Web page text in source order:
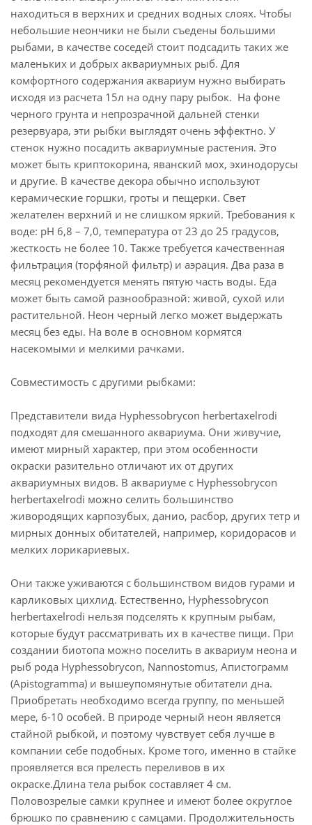
находиться в верхних и средних водных слоях. Чтобы
небольшие неончики не были съедены большими
рыбами, в качестве соседей стоит подсадить таких же
маленьких и добрых аквариумных рыб. Для
комфортного содержания аквариум нужно выбирать
исходя из расчета 15л на одну пару рыбок. На фоне
черного грунта и непрозрачной дальней стенки
резервуара, эти рыбки выглядят очень эффектно. У
стенок нужно посадить аквариумные растения. Это
может быть криптокорина, яванский мох, эхинодорусы
и другие. В качестве декора обычно используют
керамические горшки, гроты и пещерки. Свет
желателен верхний и не слишком яркий. Требования к
воде: pH 6,8 – 7,0, температура от 23 до 25 градусов,
жесткость не более 10. Также требуется качественная
фильтрация (торфяной фильтр) и аэрация. Два раза в
месяц рекомендуется менять пятую часть воды. Еда
может быть самой разнообразной: живой, сухой или
растительной. Неон черный легко может выдержать
месяц без еды. На воле в основном кормятся
насекомыми и мелкими рачками.
Совместимость с другими рыбками:
Представители вида Hyphessobrycon herbertaxelrodi
подходят для смешанного аквариума. Они живучие,
имеют мирный характер, при этом особенности
окраски разительно отличают их от других
аквариумных видов. В аквариуме с Hyphessobrycon
herbertaxelrodi можно селить большинство
живородящих карпозубых, данио, расбор, других тетр и
мирных донных обитателей, например, коридорасов и
мелких лорикариевых.
Они также уживаются с большинством видов гурами и
карликовых цихлид. Естественно, Hyphessobrycon
herbertaxelrodi нельзя подселять к крупным рыбам,
которые будут рассматривать их в качестве пищи. При
создании биотопа можно поселить в аквариум неона и
рыб рода Hyphessobrycon, Nannostomus, Апистограмм
(Apistogramma) и вышеупомянутые обитатели дна.
Приобретать необходимо всегда группу, по меньшей
мере, 6-10 особей. В природе черный неон является
стайной рыбкой, и поэтому чувствует себя лучше в
компании себе подобных. Кроме того, именно в стайке
проявляется вся прелесть переливов в их
окраске.Длина тела рыбок составляет 4 см.
Половозрелые самки крупнее и имеют более округлое
брюшко по сравнению с самцами. Продолжительность